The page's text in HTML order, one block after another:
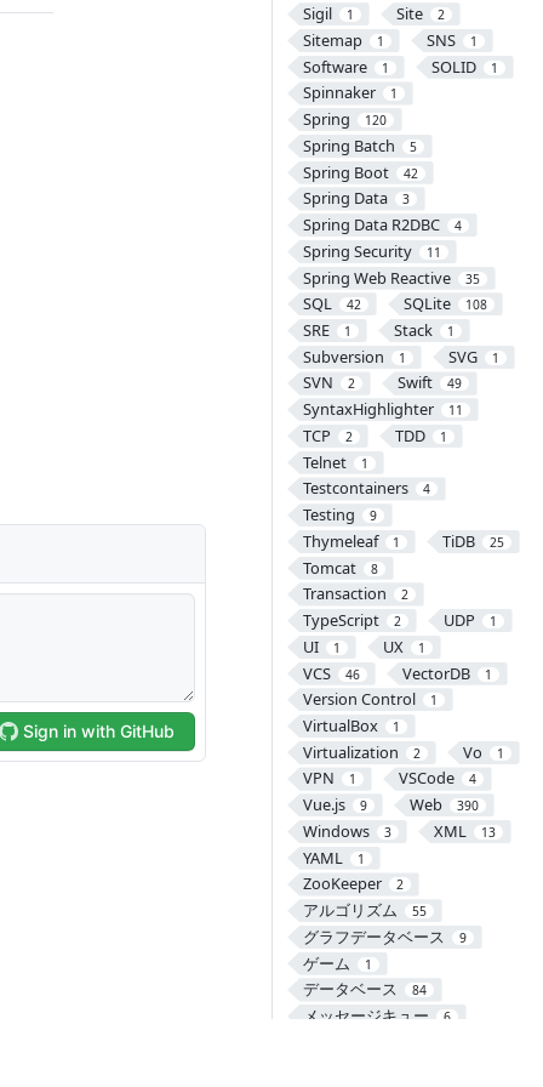
Sigil 1 Site 2
Sitemap 1 SNS 1
Software 1 SOLID 1
Spinnaker 1
Spring 120
Spring Batch 5
Spring Boot 42
Spring Data 3
Spring Data R2DBC 4
Spring Security 11
Spring Web Reactive 35
SQL 42 SQLite 108
SRE 1 Stack 1
Subversion 1 SVG 1
SVN 2 Swift 49
SyntaxHighlighter 11
TCP 2 TDD 1
Telnet 1
Testcontainers 4
Testing 9
Thymeleaf 1 TiDB 25
Tomcat 8
Transaction 2
TypeScript 2 UDP 1
UI 1 UX 1
VCS 46 VectorDB 1
Version Control 1
VirtualBox 1
Virtualization 2 Vo 1
VPN 1 VSCode 4
Vue.js 9 Web 390
Windows 3 XML 13
YAML 1
ZooKeeper 2
アルゴリズム 55
グラフデータベース 9
ゲーム 1
データベース 84
メッセージキュー 6